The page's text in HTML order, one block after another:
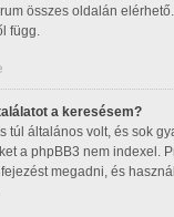
összes oldalán
függ.
a keresésem?
túl általános volt, és sok
a phpBB3 nem indexel.
megadni, és